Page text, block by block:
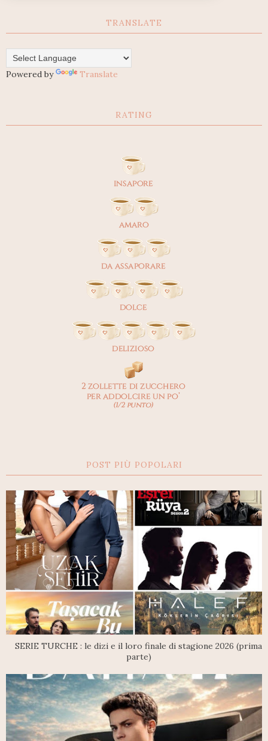
TRANSLATE
Powered by Translate
RATING
POST PIÙ POPOLARI
SERIE TURCHE : le dizi e il loro finale di stagione 2026 (prima
parte)